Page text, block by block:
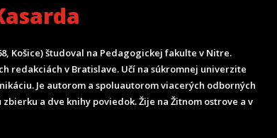
Košice) študoval na Pedagogickej fakulte v Nitre.
redakciách v Bratislave. Učí na súkromnej univerzite
Je autorom a spoluautorom viacerých odborných
a dve knihy poviedok. Žije na Žitnom ostrove a v